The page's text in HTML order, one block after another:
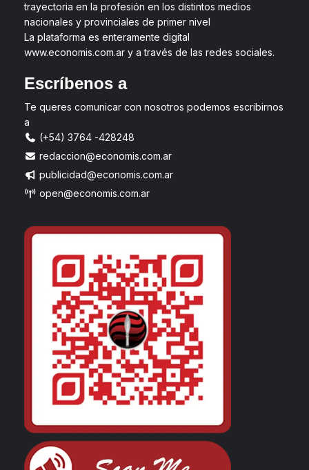
trayectoria en la profesión en los distintos medios
nacionales y provinciales de primer nivel
La plataforma es enteramente digital
www.economis.com.ar y a través de las redes sociales.
Escríbenos a
Te queres comunicar con nosotros podemos escribirnos
a
(+54) 3764 -428248
redaccion@economis.com.ar
publicidad@economis.com.ar
open@economis.com.ar